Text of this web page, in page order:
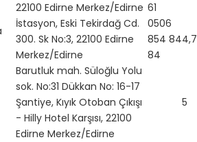
22100 Edirne Merkez/Edirne 61
İstasyon, Eski Tekirdağ Cd.
300. Sk No:3, 22100 Edirne
Merkez/Edirne
0506
854 84
84
4,7
Barutluk mah. Süloğlu Yolu
sok. No:31 Dükkan No: 16-17
Şantiye, Kıyık Otoban Çıkışı
- Hilly Hotel Karşısı, 22100
Edirne Merkez/Edirne
5